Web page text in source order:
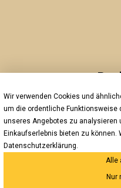
Wir verwenden Cookies und
um die ordentliche Funktionsweise
unseres Angebotes zu analysieren
Einkaufserlebnis bieten zu
Datenschutzerklärung.
Alle
Nur